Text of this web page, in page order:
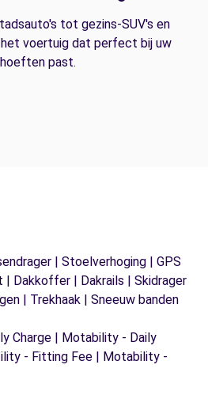
tot gezins-SUV's en
voertuig dat perfect bij uw
past.
| Stoelverhoging | GPS
| Dakkoffer | Dakrails | Skidrager
| Trekhaak | Sneeuw banden
Charge | Motability - Daily
- Fitting Fee | Motability -